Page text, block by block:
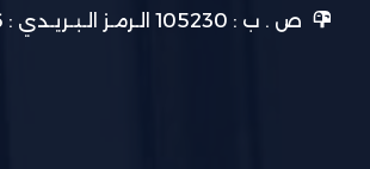
ص . ب : 105230 الـرمـز الـبـريـدي : 11646